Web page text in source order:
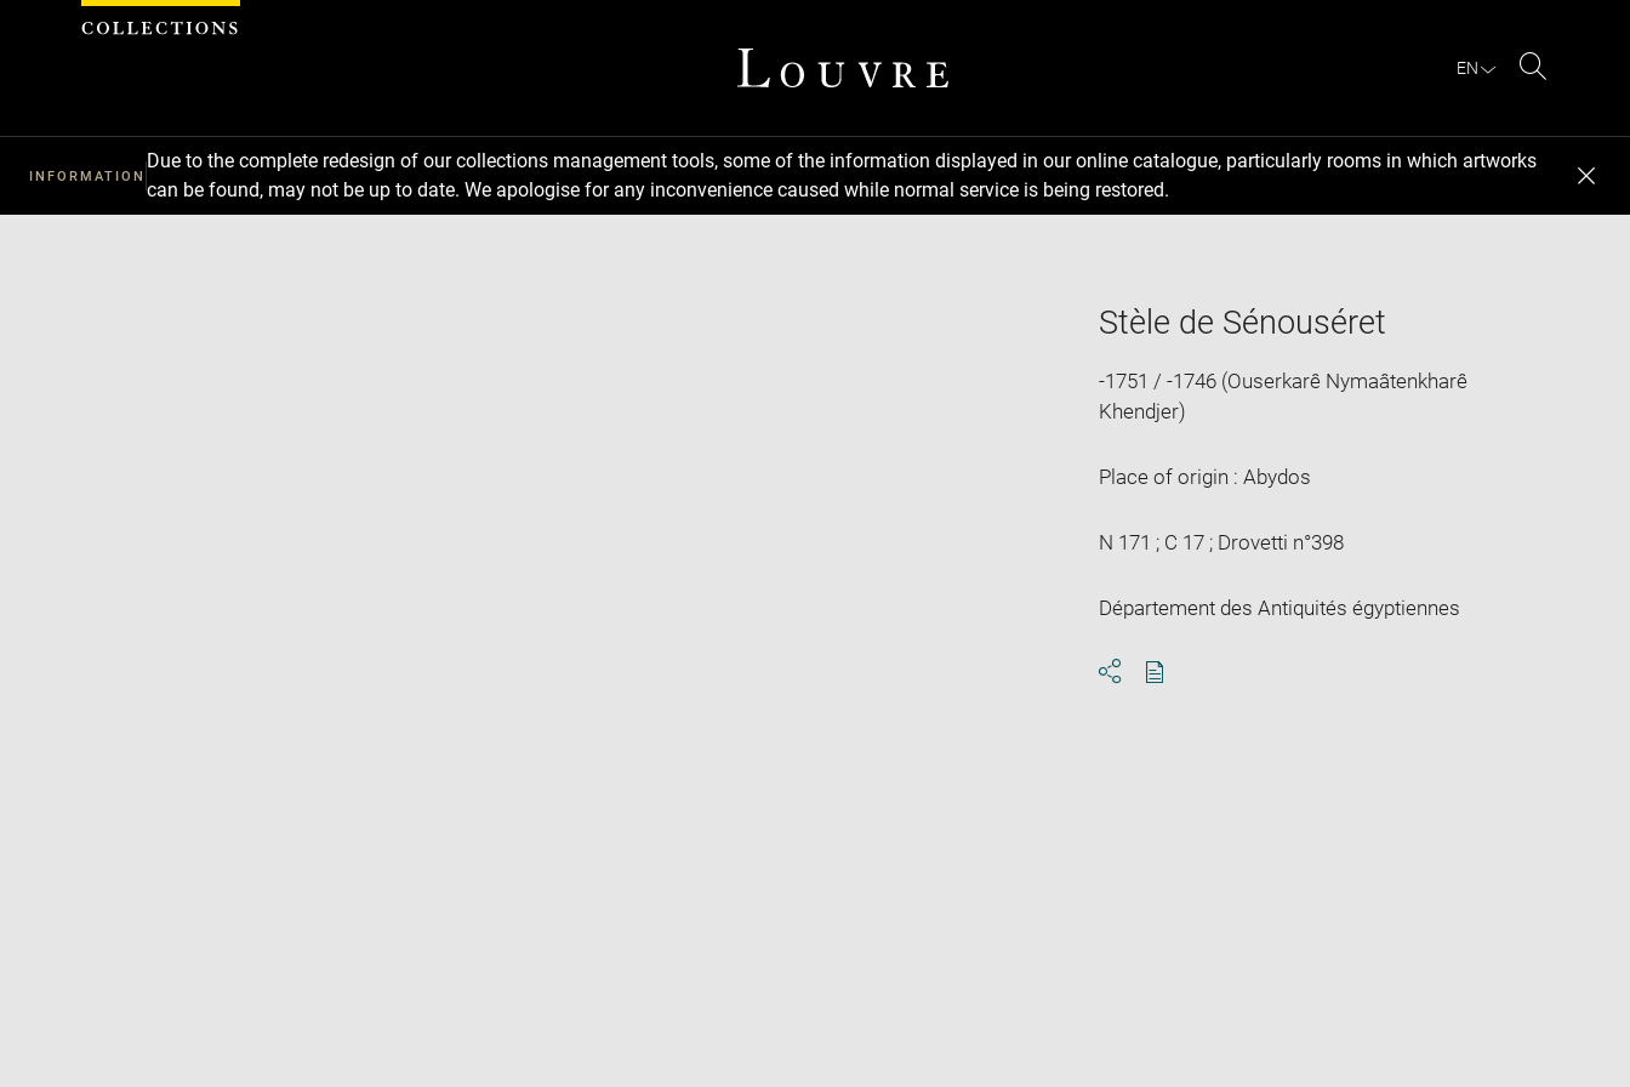
EN
INFORMATION
Due to the complete redesign of our collections management tools, some of the information displayed in our online catalogue, particularly rooms in which artworks
can be found, may not be up to date. We apologise for any inconvenience caused while normal service is being restored.
Stèle de Sénouséret
-1751 / -1746 (Ouserkarê Nymaâtenkharê
Khendjer)
Place of origin : Abydos
N 171 ; C 17 ; Drovetti n°398
Département des Antiquités égyptiennes
Cookies management panel